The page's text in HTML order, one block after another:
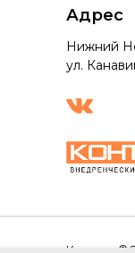
Адрес
Нижний
ул.
Контакт ©